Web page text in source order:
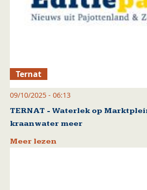
Ternat
09/10/2025 - 06:13
TERNAT - Waterlek op
kraanwater meer
Meer lezen